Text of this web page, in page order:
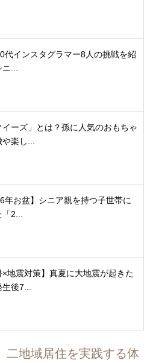
代インスタグラマー8人の挑戦を紹
ニ...
イーズ」とは？孫に人気のおもちゃ
や楽し...
年お盆】シニア親を持つ子世帯に
「2...
×地震対策】真夏に大地震が起きた
生後7...
二地域居住を実践する体